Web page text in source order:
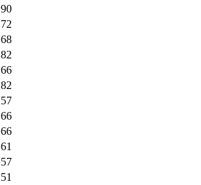
90
72
68
82
66
82
57
66
66
61
57
51